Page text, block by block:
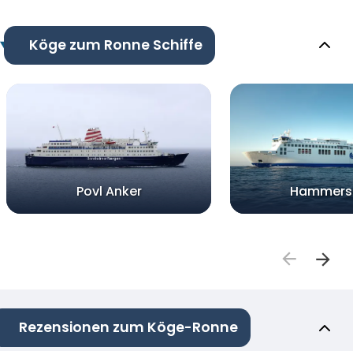
Köge zum Ronne Schiffe
Povl Anker
Rezensionen zum Köge-Ronne